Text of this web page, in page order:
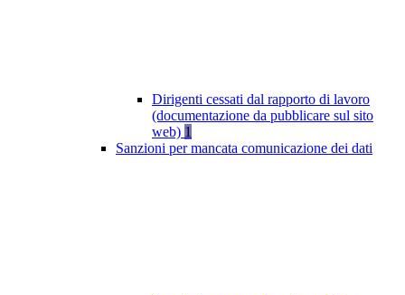
Dirigenti cessati dal rapporto di lavoro
(documentazione da pubblicare sul sito
web) 1
Sanzioni per mancata comunicazione dei dati